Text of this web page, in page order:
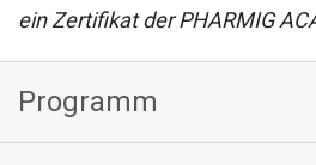
ein Zertifikat der PHARMIG
Programm